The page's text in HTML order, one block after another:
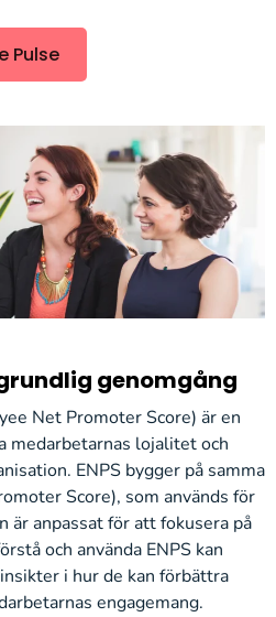
Pulse
grundlig genomgång
Net Promoter Score) är en
medarbetarnas lojalitet och
ENPS bygger på samma
Score), som används för
är anpassat för att fokusera på
och använda ENPS kan
i hur de kan förbättra
engagemang.